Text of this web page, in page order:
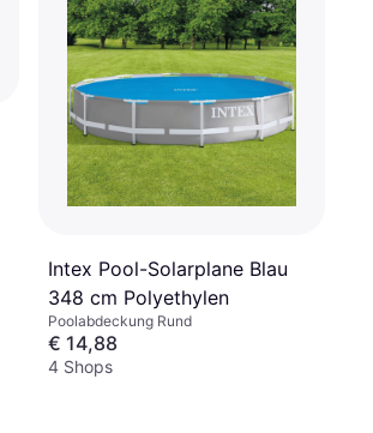
Intex Pool-Solarplane Blau
348 cm Polyethylen
Poolabdeckung Rund
€ 14,88
4 Shops